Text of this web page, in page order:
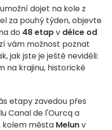
dojet na kole z
za pouhý týden, objevte
do 48 etapv délce od
vám možnost poznat
jak jste je ještě neviděli:
na krajinu, historické
etapy zavedou přes
Canal de l'Ourcq a
kolem města Melunv